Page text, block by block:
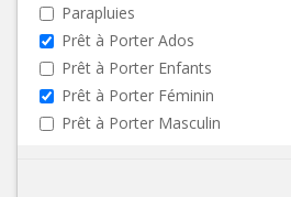
Parapluies
Prêt à Porter Ados
Prêt à Porter Enfants
Prêt à Porter Féminin
Prêt à Porter Masculin